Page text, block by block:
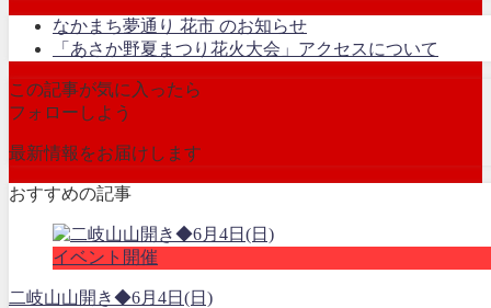
なかまち夢通り 花市 のお知らせ
「あさか野夏まつり花火大会」アクセスについて
この記事が気に入ったら
フォローしよう
最新情報をお届けします
おすすめの記事
イベント開催
二岐山山開き◆6月4日(日)